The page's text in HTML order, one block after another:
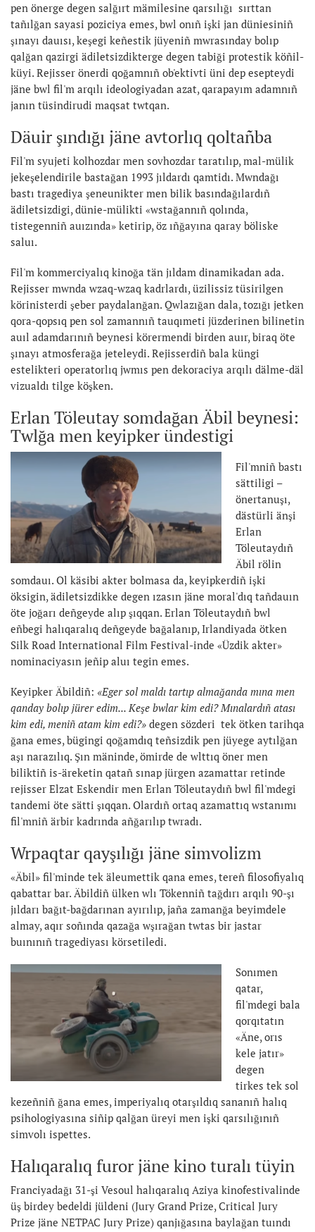
pen önerge degen salğırt mämilesine qarsılığı sırttan
tañılğan sayasi poziciya emes, bwl onıñ işki jan düniesiniñ
şınayı dauısı, keşegi keñestik jüyeniñ mwrasınday bolıp
qalğan qazirgi ädiletsizdikterge degen tabiği protestik köñil-
küyi. Rejisser önerdi qoğamnıñ ob'ektivti üni dep esepteydi
jäne bwl fil'm arqılı ideologiyadan azat, qarapayım adamnıñ
janın tüsindirudi maqsat twtqan.
Däuir şındığı jäne avtorlıq qoltañba
Fil'm syujeti kolhozdar men sovhozdar taratılıp, mal-mülik
jekeşelendirile bastağan 1993 jıldardı qamtidı. Mwndağı
bastı tragediya şeneunikter men bilik basındağılardıñ
ädiletsizdigi, dünie-mülikti «wstağannıñ qolında,
tistegenniñ auızında» ketirip, öz ıñğayına qaray böliske
saluı.
Fil'm kommerciyalıq kinoğa tän jıldam dinamikadan ada.
Rejisser mwnda wzaq-wzaq kadrlardı, üzilissiz tüsirilgen
körinisterdi şeber paydalanğan. Qwlazığan dala, tozığı jetken
qora-qopsıq pen sol zamannıñ tauqımeti jüzderinen bilinetin
auıl adamdarınıñ beynesi körermendi birden auır, biraq öte
şınayı atmosferağa jeteleydi. Rejisserdiñ bala küngi
estelikteri operatorlıq jwmıs pen dekoraciya arqılı dälme-däl
vizualdı tilge köşken.
Erlan Töleutay somdağan Äbil beynesi:
Twlğa men keyipker ündestigi
Fil'mniñ bastı
sättiligi –
önertanuşı,
dästürli änşi
Erlan
Töleutaydıñ
Äbil rölin
somdauı. Ol käsibi akter bolmasa da, keyipkerdiñ işki
öksigin, ädiletsizdikke degen ızasın jäne moral'dıq tañdauın
öte joğarı deñgeyde alıp şıqqan. Erlan Töleutaydıñ bwl
eñbegi halıqaralıq deñgeyde bağalanıp, Irlandiyada ötken
Silk Road International Film Festival-inde «Üzdik akter»
nominaciyasın jeñip aluı tegin emes.
Keyipker Äbildiñ: «Eger sol maldı tartıp almağanda mına men
qanday bolıp jürer edim... Keşe bwlar kim edi? Mınalardıñ atası
kim edi, meniñ atam kim edi?» degen sözderi tek ötken tarihqa
ğana emes, bügingi qoğamdıq teñsizdik pen jüyege aytılğan
aşı narazılıq. Şın mäninde, ömirde de wlttıq öner men
biliktiñ is-äreketin qatañ sınap jürgen azamattar retinde
rejisser Elzat Eskendir men Erlan Töleutaydıñ bwl fil'mdegi
tandemi öte sätti şıqqan. Olardıñ ortaq azamattıq wstanımı
fil'mniñ ärbir kadrında añğarılıp twradı.
Wrpaqtar qayşılığı jäne simvolizm
«Äbil» fil'minde tek äleumettik qana emes, tereñ filosofiyalıq
qabattar bar. Äbildiñ ülken wlı Tökenniñ tağdırı arqılı 90-şı
jıldarı bağıt-bağdarınan ayırılıp, jaña zamanğa beyimdele
almay, aqır soñında qazağa wşırağan twtas bir jastar
buınınıñ tragediyası körsetiledi.
Sonımen
qatar,
fil'mdegi bala
qorqıtatın
«Äne, orıs
kele jatır»
degen
tirkes tek sol
kezeñniñ ğana emes, imperiyalıq otarşıldıq sananıñ halıq
psihologiyasına siñip qalğan üreyi men işki qarsılığınıñ
simvolı ispettes.
Halıqaralıq furor jäne kino turalı tüyin
Franciyadağı 31-şi Vesoul halıqaralıq Aziya kinofestivalinde
üş birdey bedeldi jüldeni (Jury Grand Prize, Critical Jury
Prize jäne NETPAC Jury Prize) qanjığasına baylağan tuındı